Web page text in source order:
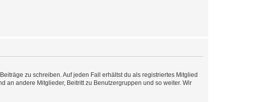
zu schreiben. Auf jeden Fall erhältst du als registriertes Mitglied
an andere Mitglieder, Beitritt zu Benutzergruppen und so weiter. Wir